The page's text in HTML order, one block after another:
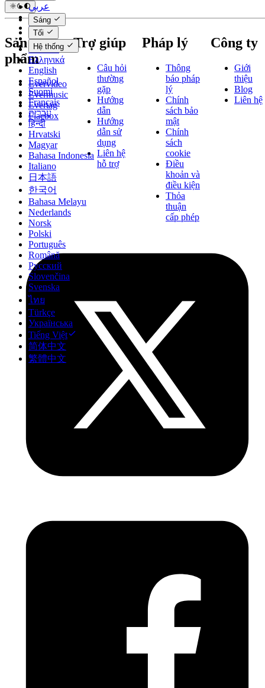
عربي
Català
Čeština
Dansk
Deutsch
Ελληνικά
English
Español
Suomi
Français
עברית
हिन्दी
Hrvatski
Magyar
Bahasa Indonesia
Italiano
日本語
한국어
Bahasa Melayu
Nederlands
Norsk
Polski
Português
Română
Русский
Slovenčina
Svenska
ไทย
Türkçe
Українська
Tiếng Việt
简体中文
繁體中文
Sáng
Tối
Hệ thống
Sản
phẩm
Evervideo
Evermusic
Evertag
Flacbox
Trợ giúp
Câu hỏi
thường
gặp
Hướng
dẫn
Hướng
dẫn sử
dụng
Liên hệ
hỗ trợ
Pháp lý
Thông
báo pháp
lý
Chính
sách bảo
mật
Chính
sách
cookie
Điều
khoản và
điều kiện
Thỏa
thuận
cấp phép
Công ty
Giới
thiệu
Blog
Liên hệ